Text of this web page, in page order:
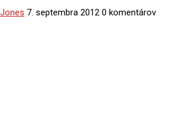
7. septembra 2012 0 komentárov